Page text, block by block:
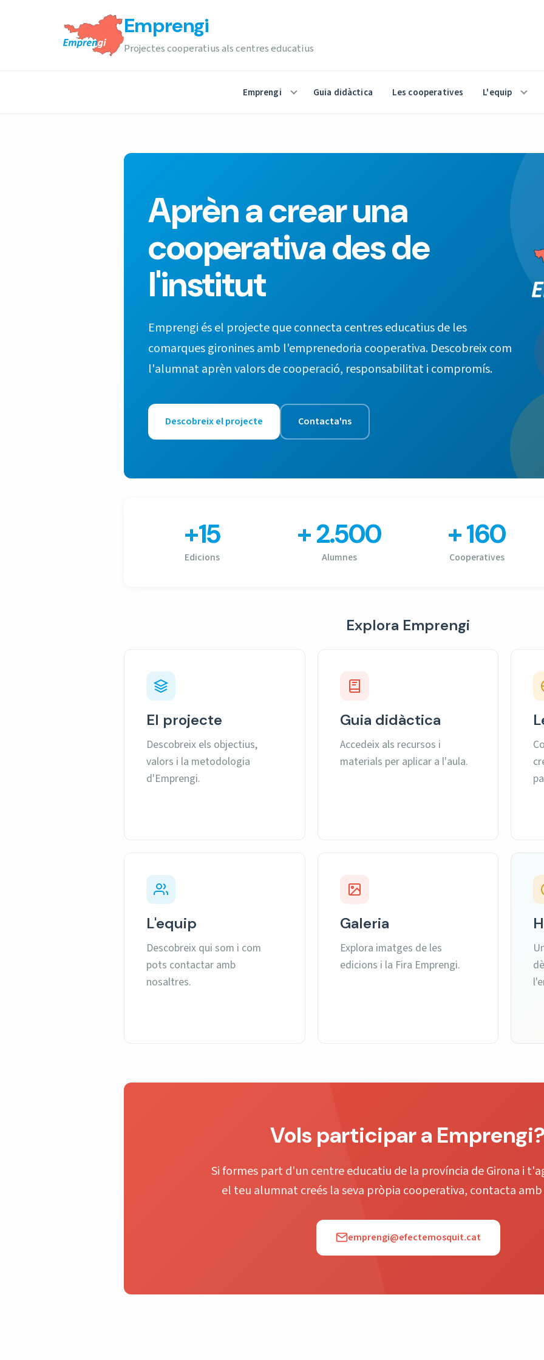
Emprengi
Projectes cooperatius als centres educatius
Emprengi Guia didàctica Les cooperatives L'equip
Aprèn a crear una
cooperativa des de
l'institut
Emprengi és el projecte que connecta centres educatius de les
comarques gironines amb l'emprenedoria cooperativa. Descobreix com
l'alumnat aprèn valors de cooperació, responsabilitat i compromís.
Descobreix el projecte Contacta'ns
+15
Edicions
+ 2.500
Alumnes
+ 160
Cooperatives
Explora Emprengi
El projecte
Descobreix els objectius,
valors i la metodologia
d'Emprengi.
Guia didàctica
Accedeix als recursos i
materials per aplicar a l'aula.
L'equip
Descobreix qui som i com
pots contactar amb
nosaltres.
Galeria
Explora imatges de les
edicions i la Fira Emprengi.
Vols participar a
Si formes part d'un centre educatiu de la província de Girona i
el teu alumnat creés la seva pròpia cooperativa, contacta
emprengi@efectemosquit.cat